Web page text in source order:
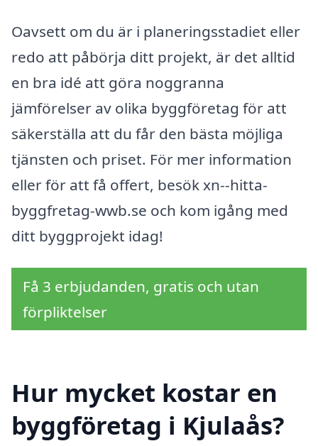
Oavsett om du är i planeringsstadiet eller
redo att påbörja ditt projekt, är det alltid
en bra idé att göra noggranna
jämförelser av olika byggföretag för att
säkerställa att du får den bästa möjliga
tjänsten och priset. För mer information
eller för att få offert, besök xn--hitta-
byggfretag-wwb.se och kom igång med
ditt byggprojekt idag!
Få 3 erbjudanden, gratis och utan
förpliktelser
Hur mycket kostar en
byggföretag i Kjulaås?